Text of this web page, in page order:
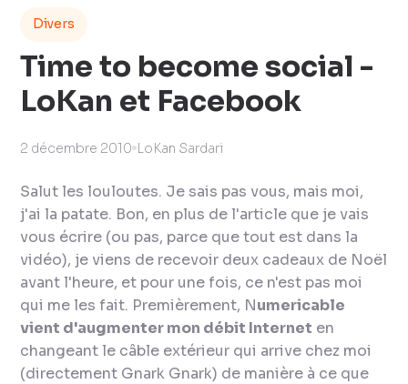
Divers
Time to become social -
LoKan et Facebook
2 décembre 2010 LoKan Sardari
Salut les louloutes. Je sais pas vous, mais moi,
j'ai la patate. Bon, en plus de l'article que je vais
vous écrire (ou pas, parce que tout est dans la
vidéo), je viens de recevoir deux cadeaux de Noël
avant l'heure, et pour une fois, ce n'est pas moi
qui me les fait. Premièrement, Numericable
vient d'augmenter mon débit Internet en
changeant le câble extérieur qui arrive chez moi
(directement Gnark Gnark) de manière à ce que